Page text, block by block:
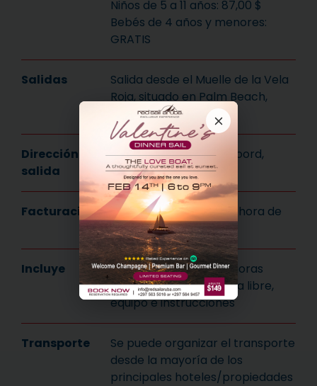
Niños de 5 a 11 años: 87,00 $
Bebés de 4 años y menores:
GRATIS
Salidas
Salida desde el Muelle de la Vela
Roja, situado en Palm Beach,
entre Hyatt y Barceló,
Dirección de
salida
J.E. Irausquin Blvd 85, Noord,
Aruba
Facturación
30 minutos antes de la hora de
embarque
Incluye
Esta navegación de 3 horas
incluye aperitivos, barra libre,
equipo e instrucciones
Transporte
Se puede organizar el transporte
desde la mayoría de los
principales hoteles/propiedades